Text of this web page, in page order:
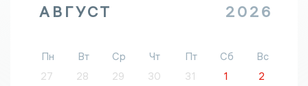
АВГУСТ 2026
Пн Вт Ср Чт Пт Сб
Вс
27
28 29 30 31 1
2